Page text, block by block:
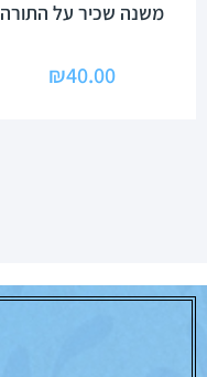
משנה שכיר על התורה
₪40.00